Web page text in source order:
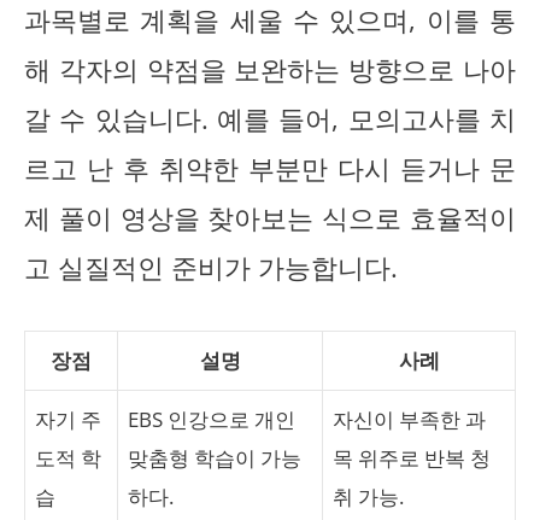
과목별로 계획을 세울 수 있으며, 이를 통
해 각자의 약점을 보완하는 방향으로 나아
갈 수 있습니다. 예를 들어, 모의고사를 치
르고 난 후 취약한 부분만 다시 듣거나 문
제 풀이 영상을 찾아보는 식으로 효율적이
고 실질적인 준비가 가능합니다.
장점 설명 사례
자기 주
도적 학
습
EBS 인강으로 개인
맞춤형 학습이 가능
하다.
자신이 부족한 과
목 위주로 반복 청
취 가능.